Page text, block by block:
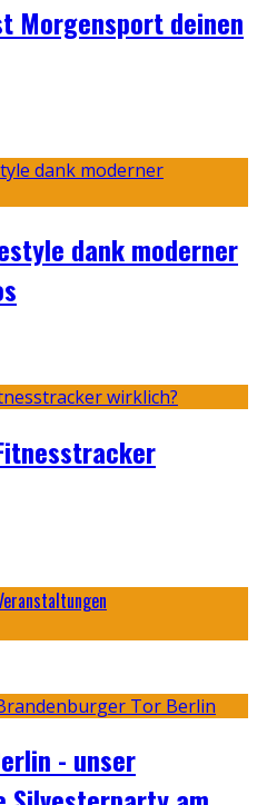
Morgensport deinen
dank moderner
- unser